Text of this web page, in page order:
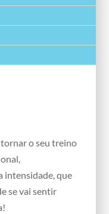
o seu treino
intensidade, que
se vai sentir